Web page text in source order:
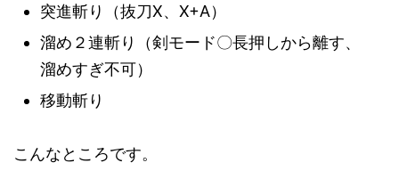
突進斬り（抜刀X、X+A）
溜め２連斬り（剣モード〇長押しから離す、
溜めすぎ不可）
移動斬り
こんなところです。